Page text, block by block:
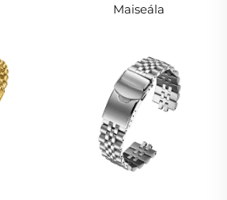
Maiseála